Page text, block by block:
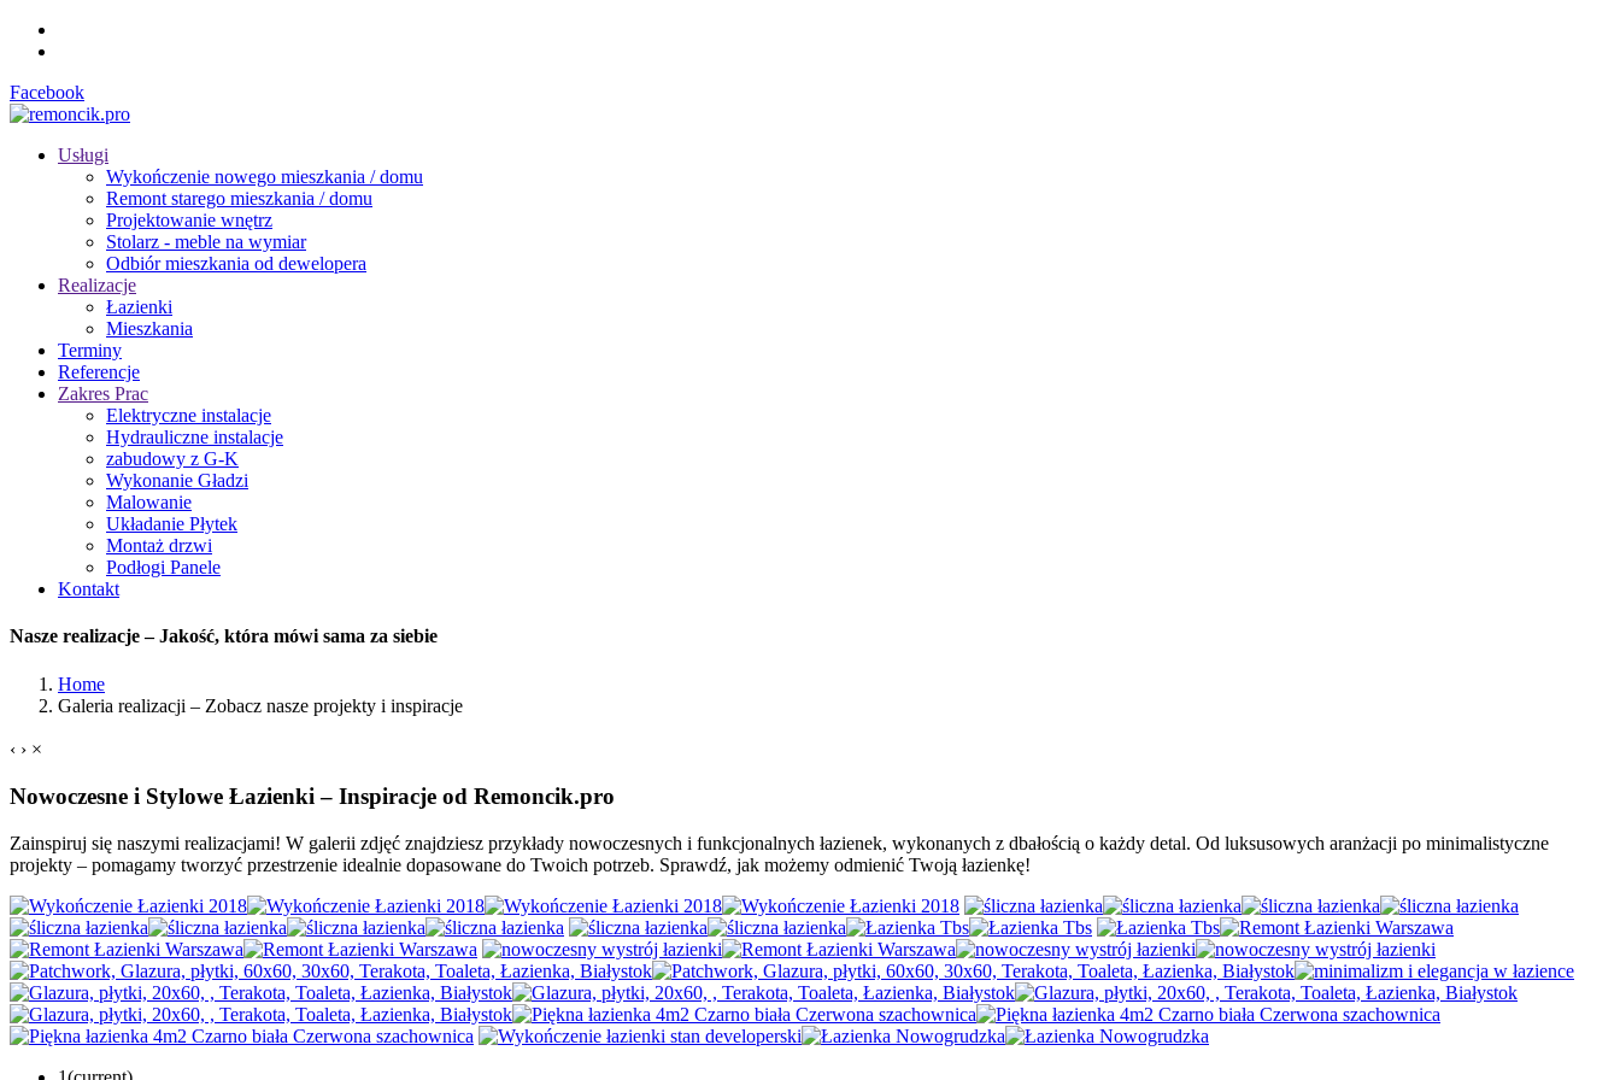
Facebook
Usługi
Wykończenie nowego mieszkania / domu
Remont starego mieszkania / domu
Projektowanie wnętrz
Stolarz - meble na wymiar
Odbiór mieszkania od dewelopera
Realizacje
Łazienki
Mieszkania
Terminy
Referencje
Zakres Prac
Elektryczne instalacje
Hydrauliczne instalacje
zabudowy z G-K
Wykonanie Gładzi
Malowanie
Układanie Płytek
Montaż drzwi
Podłogi Panele
Kontakt
Nasze realizacje – Jakość, która mówi sama za siebie
Home
Galeria realizacji – Zobacz nasze projekty i inspiracje
‹ › ×
Nowoczesne i Stylowe Łazienki – Inspiracje od Remoncik.pro
Zainspiruj się naszymi realizacjami! W galerii zdjęć znajdziesz przykłady nowoczesnych i funkcjonalnych łazienek, wykonanych z dbałością o każdy detal. Od luksusowych aranżacji po minimalistyczne
projekty – pomagamy tworzyć przestrzenie idealnie dopasowane do Twoich potrzeb. Sprawdź, jak możemy odmienić Twoją łazienkę!